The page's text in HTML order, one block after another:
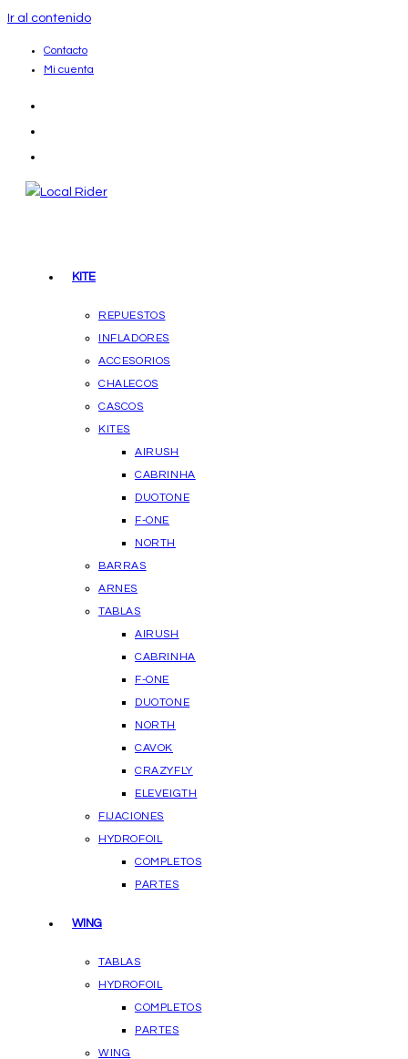
Ir al contenido
Contacto
Mi cuenta
KITE
REPUESTOS
INFLADORES
ACCESORIOS
CHALECOS
CASCOS
KITES
AIRUSH
CABRINHA
DUOTONE
F-ONE
NORTH
BARRAS
ARNES
TABLAS
AIRUSH
CABRINHA
F-ONE
DUOTONE
NORTH
CAVOK
CRAZYFLY
ELEVEIGTH
FIJACIONES
HYDROFOIL
COMPLETOS
PARTES
WING
TABLAS
HYDROFOIL
COMPLETOS
PARTES
WING